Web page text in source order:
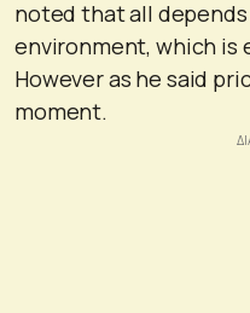
noted that all
environment, which is
However as he said
moment.